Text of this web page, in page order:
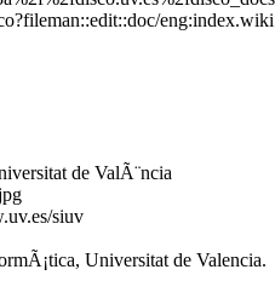
de ValÃ¨ncia
siuv
Universitat de Valencia.